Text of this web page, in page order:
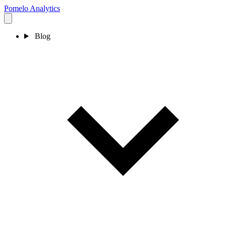
Pomelo Analytics
Blog